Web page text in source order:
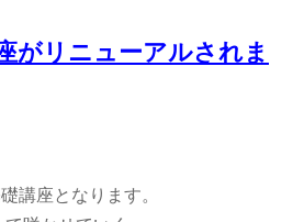
がリニューアルされま
講座となります。